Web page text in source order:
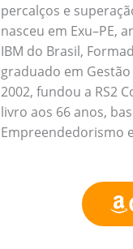
percalços e
nasceu em Exu–PE,
IBM do Brasil,
graduado em
2002, fundou a RS2
livro aos 66 anos,
Empreendedorismo